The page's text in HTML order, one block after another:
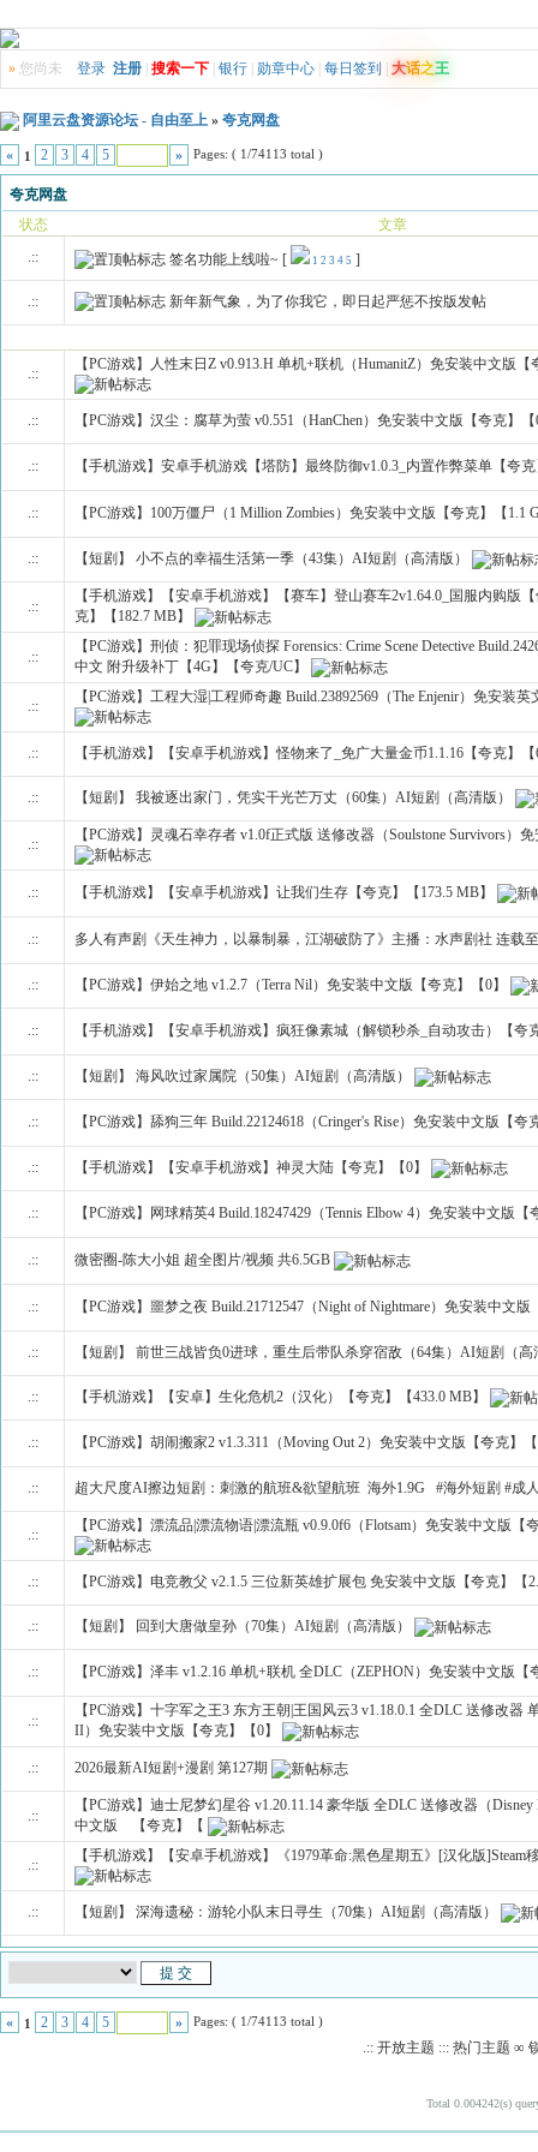
» 您尚未 登录 注册 搜索一下 银行 勋章中心 每日签到 大话之王
阿里云盘资源论坛 - 自由至上 » 夸克网盘
« 1 2 3 4 5 » Pages: ( 1/74113 total )
夸克网盘
状态
文章
.::
签名功能上线啦~ [ 1 2 3 4 5 ]
.:: 新年新气象，为了你我它，即日起严惩不按版发帖
.::
【PC游戏】人性末日Z v0.913.H 单机+联机（HumanitZ）免安装中文版【
.:: 【PC游戏】汉尘：腐草为萤 v0.551（HanChen）免安装中文版【夸克】
.:: 【手机游戏】安卓手机游戏【塔防】最终防御v1.0.3_内置作弊菜单【夸
.:: 【PC游戏】100万僵尸（1 Million Zombies）免安装中文版【夸克】【1.1
.:: 【短剧】 小不点的幸福生活第一季（43集）AI短剧（高清版）
.::
【手机游戏】【安卓手机游戏】【赛车】登山赛车2v1.64.0_国服内购版
克】【182.7 MB】
.::
【PC游戏】刑侦：犯罪现场侦探 Forensics: Crime Scene Detective
中文 附升级补丁【4G】【夸克/UC】
.::
【PC游戏】工程大湿|工程师奇趣 Build.23892569（The Enjenir）免安装
.:: 【手机游戏】【安卓手机游戏】怪物来了_免广大量金币1.1.16【夸克】
.:: 【短剧】 我被逐出家门，凭实干光芒万丈（60集）AI短剧（高清版）
.::
【PC游戏】灵魂石幸存者 v1.0f正式版 送修改器（Soulstone Survivors）
.:: 【手机游戏】【安卓手机游戏】让我们生存【夸克】【173.5 MB】
.:: 多人有声剧《天生神力，以暴制暴，江湖破防了》主播：水声剧社 连载
.:: 【PC游戏】伊始之地 v1.2.7（Terra Nil）免安装中文版【夸克】【0】
.:: 【手机游戏】【安卓手机游戏】疯狂像素城（解锁秒杀_自动攻击）【夸
.:: 【短剧】 海风吹过家属院（50集）AI短剧（高清版）
.:: 【PC游戏】舔狗三年 Build.22124618（Cringer's Rise）免安装中文版【夸
.:: 【手机游戏】【安卓手机游戏】神灵大陆【夸克】【0】
.:: 【PC游戏】网球精英4 Build.18247429（Tennis Elbow 4）免安装中文版【
.:: 微密圈-陈大小姐 超全图片/视频 共6.5GB
.:: 【PC游戏】噩梦之夜 Build.21712547（Night of Nightmare）免安装中文
.:: 【短剧】 前世三战皆负0进球，重生后带队杀穿宿敌（64集）AI短剧（高
.:: 【手机游戏】【安卓】生化危机2（汉化）【夸克】【433.0 MB】
.:: 【PC游戏】胡闹搬家2 v1.3.311（Moving Out 2）免安装中文版【夸克】
.:: 超大尺度AI擦边短剧：刺激的航班&欲望航班 海外1.9G #海外短剧 #成
.::
【PC游戏】漂流品|漂流物语|漂流瓶 v0.9.0f6（Flotsam）免安装中文版【
.:: 【PC游戏】电竞教父 v2.1.5 三位新英雄扩展包 免安装中文版【夸克】【
.:: 【短剧】 回到大唐做皇孙（70集）AI短剧（高清版）
.:: 【PC游戏】泽丰 v1.2.16 单机+联机 全DLC（ZEPHON）免安装中文版【
.::
【PC游戏】十字军之王3 东方王朝|王国风云3 v1.18.0.1 全DLC 送修改器
II）免安装中文版【夸克】【0】
.:: 2026最新AI短剧+漫剧 第127期
.::
【PC游戏】迪士尼梦幻星谷 v1.20.11.14 豪华版 全DLC 送修改器（
中文版 【夸克】【
.::
【手机游戏】【安卓手机游戏】《1979革命:黑色星期五》[汉化版]Steam
.:: 【短剧】 深海遗秘：游轮小队末日寻生（70集）AI短剧（高清版）
« 1 2 3 4 5 » Pages: ( 1/74113 total )
.:: 开放主题 ::: 热门主题 ∞
Total 0.004242(s)